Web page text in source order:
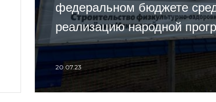
федеральном бюджете
реализацию народной
20.07.23